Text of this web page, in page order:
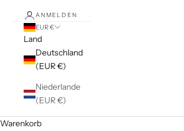
ANMELDEN
EUR €
Land
Deutschland
(EUR €)
Niederlande
(EUR €)
Warenkorb